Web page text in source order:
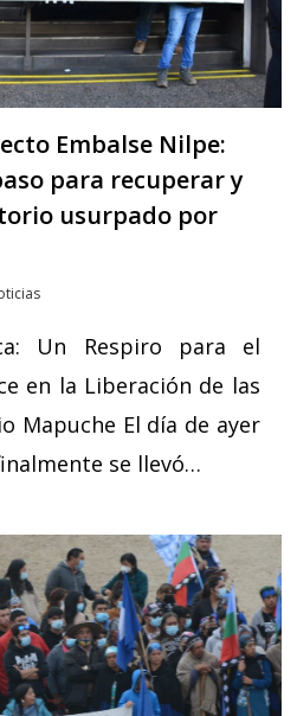
Embalse Nilpe:
para recuperar y
usurpado por
Un Respiro para el
en la Liberación de las
Mapuche El día de ayer
se llevó…